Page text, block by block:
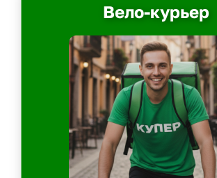
Вело-курьер